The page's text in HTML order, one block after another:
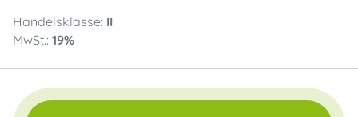
Handelsklasse: II
MwSt.: 19%